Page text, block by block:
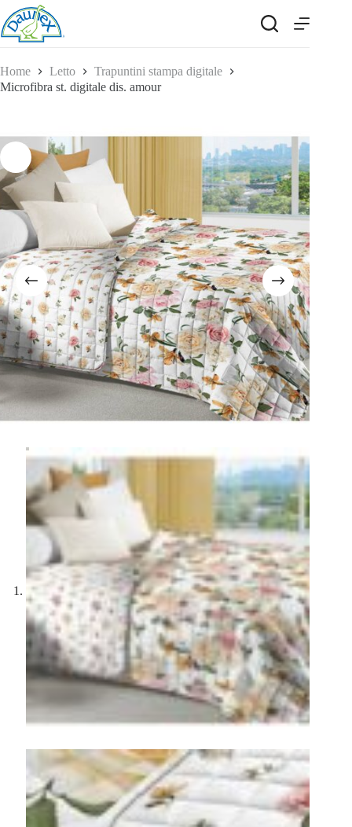
Salta
al
contenuto
Home Letto
Trapuntini stampa digitale
Microfibra st. digitale dis. amour